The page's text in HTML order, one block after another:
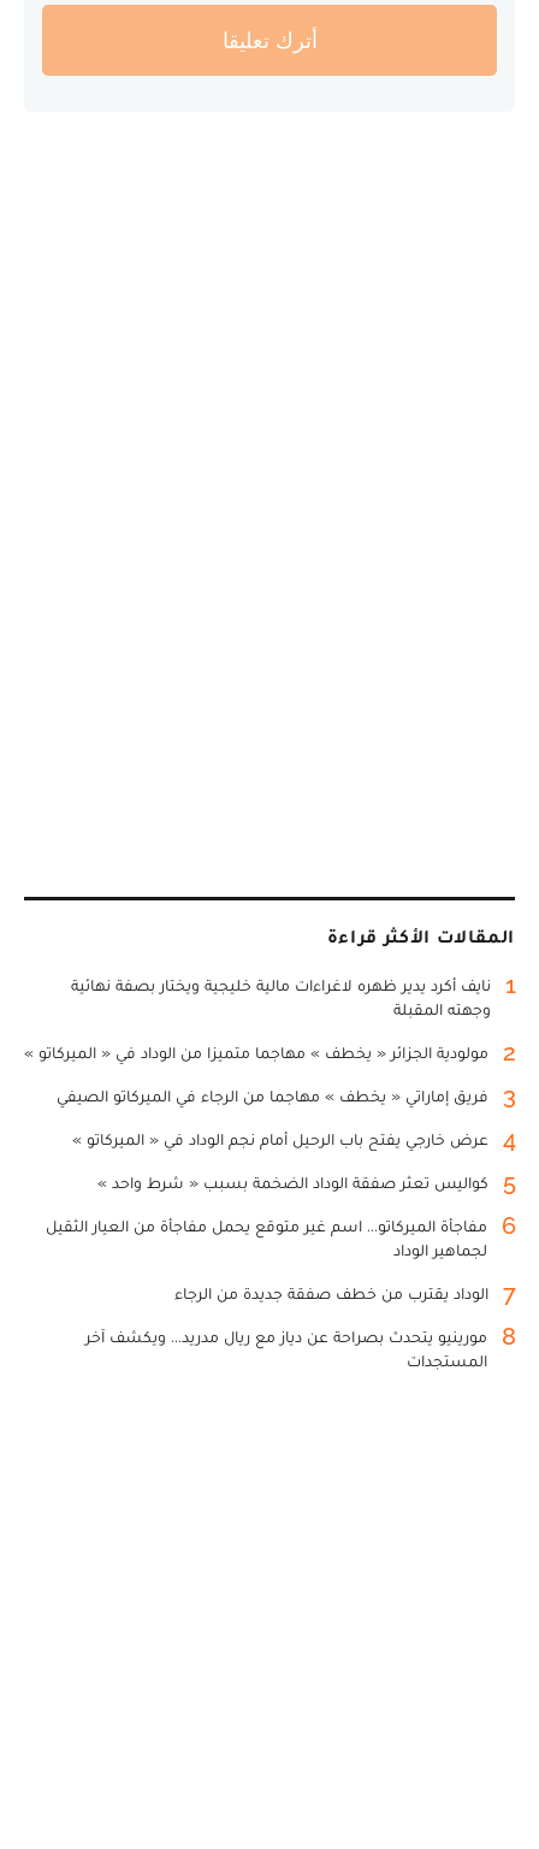
أترك تعليقا
المقالات الأكثر قراءة
1
نايف أكرد يدير ظهره لاغراءات مالية خليجية ويختار بصفة نهائية
وجهته المقبلة
2 مولودية الجزائر « يخطف » مهاجما متميزا من الوداد في « الميركاتو »
3 فريق إماراتي « يخطف » مهاجما من الرجاء في الميركاتو الصيفي
4 عرض خارجي يفتح باب الرحيل أمام نجم الوداد في « الميركاتو »
5 كواليس تعثر صفقة الوداد الضخمة بسبب « شرط واحد »
6
مفاجأة الميركاتو... اسم غير متوقع يحمل مفاجأة من العيار الثقيل
لجماهير الوداد
7 الوداد يقترب من خطف صفقة جديدة من الرجاء
8
مورينيو يتحدث بصراحة عن دياز مع ريال مدريد... ويكشف آخر
المستجدات